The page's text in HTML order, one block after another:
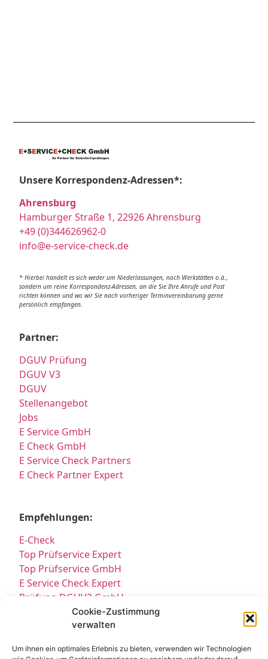
Cookie-Zustimmung
verwalten
Um ihnen ein optimales Erlebnis zu bieten, verwenden wir Technologien
Unsere Korrespondenz-Adressen*:
Ahrensburg
Hamburger Straße 1, 22926 Ahrensburg
+49 (0)344626962-0
info@e-service-check.de
* Hierbei handelt es sich weder um Niederlassungen, noch Werkstätten o.ä.,
sondern um reine Korrespondenz-Adressen, an die Sie Ihre Anrufe und Post
richten können und wo wir Sie nach vorheriger Terminvereinbarung gerne
persönlich empfangen.
Partner:
DGUV Prüfung
DGUV V3
DGUV
Stellenangebot
Jobs
E Service GmbH
E Check GmbH
E Service Check Partners
E Check Partner Expert
Empfehlungen:
E-Check
Top Prüfservice Expert
Top Prüfservice GmbH
E Service Check Expert
Prüfung DGUV3 GmbH
Sicherheitsprüfungen Partners
Sicherheitsprüfungen Expert
Prüfung elektrischer Anlagen